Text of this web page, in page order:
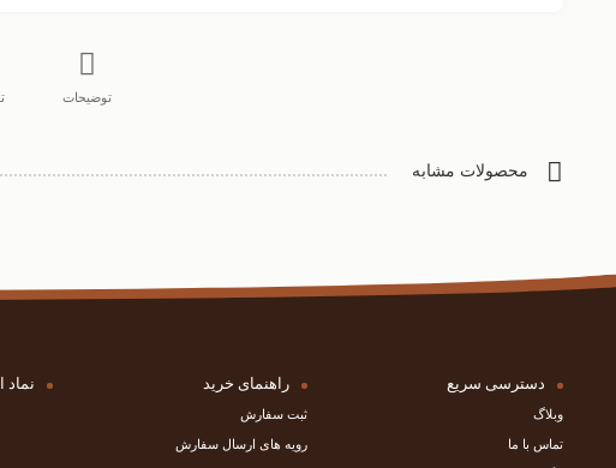
توضیحات
محصولات مشابه
دسترسی سریع
وبلاگ
تماس با ما
راهنمای خرید
ثبت سفارش
رویه های ارسال سفارش
نماد